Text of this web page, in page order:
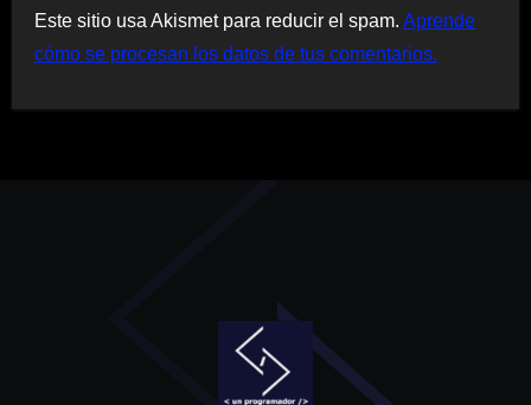
Este sitio usa Akismet para reducir el spam. Aprende
cómo se procesan los datos de tus comentarios.